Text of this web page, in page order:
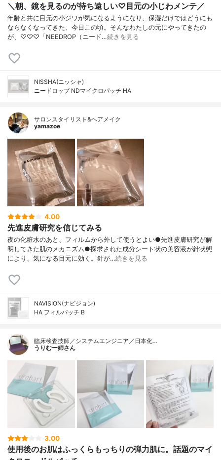
＼朝、鏡を見るのが待ち遠しい♡目元の小じわメンテ／
年齢と共に目元の小ジワが気になるようになり、保湿だけではどうにも
ならなくなってきた、今日この頃。そんなわたしの元にやってきたの
が、♡♡♡「NEEDROP（ニード…続きを見る
NISSHA(ニッシャ)
ニードロップ NDマイクロパッチ HA
サロンスタイリスト&ヘアメイク
yamazoe
4.00
先進皮膚研究を信じてみる
夜の化粧水のあと、フィルムから外して使うとよい●先進皮膚研究が解
明してきた肌のメカニズム●探求された成分シート状の美容液が針状態
により、気になる目元に効く。針が…続きを見る
NAVISION(ナビジョン)
HA フィルパッチ B
臨床検査技師／システムエンジニア／日本化…
うりむー姉さん
3.00
使用後のお肌はふっくらもっちりの弾力肌に。話題のマイ